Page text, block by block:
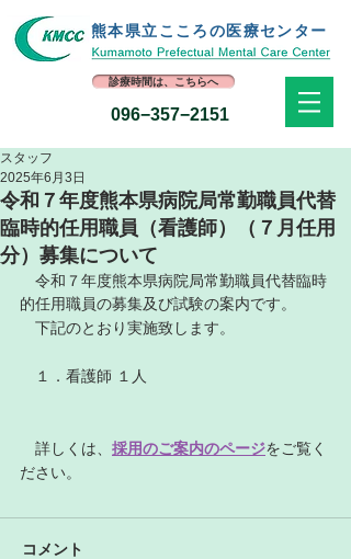
熊本県立​こころの医療センター
診療時間は、こちらへ
096−357−2151
令和７年度熊本県病院局常勤職員代替
臨時的任用職員（看護師）（７月任用
分）募集について
スタッフ
2025年6月3日
令和７年度熊本県病院局常勤職員代替臨時
的任用職員の募集及び試験の案内です。
下記のとおり実施致します。
１．看護師 １人
詳しくは、 採用のご案内のページをご覧く
ださい。
コメント